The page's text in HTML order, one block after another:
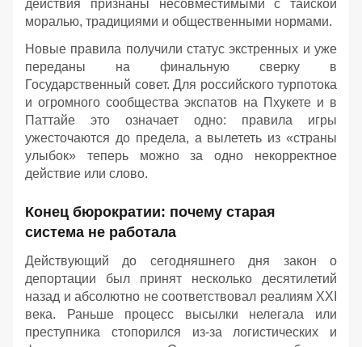
действия признаны несовместимыми с тайской
моралью, традициями и общественными нормами.
Новые правила получили статус экстренных и уже
переданы на финальную сверку в
Государственный совет. Для российского турпотока
и огромного сообщества экспатов на Пхукете и в
Паттайе это означает одно: правила игры
ужесточаются до предела, а вылететь из «страны
улыбок» теперь можно за одно некорректное
действие или слово.
Конец бюрократии: почему старая
система не работала
Действующий до сегодняшнего дня закон о
депортации был принят несколько десятилетий
назад и абсолютно не соответствовал реалиям XXI
века. Раньше процесс высылки нелегала или
преступника стопорился из-за логистических и